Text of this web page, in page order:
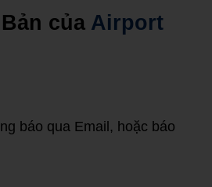
của Airport
báo qua Email, hoặc báo